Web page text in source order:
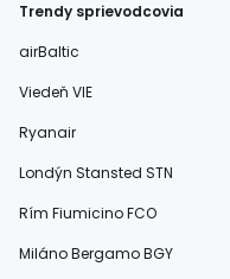
Trendy sprievodcovia
airBaltic
Viedeň VIE
Ryanair
Londýn Stansted STN
Rím Fiumicino FCO
Miláno Bergamo BGY